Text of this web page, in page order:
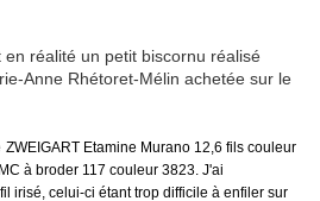
réalité un petit biscornu réalisé
Anne Rhétoret-Mélin achetée sur le
ZWEIGART Etamine Murano 12,6 fils couleur
à broder 117 couleur 3823. J'ai
irisé, celui-ci étant trop difficile à enfiler sur